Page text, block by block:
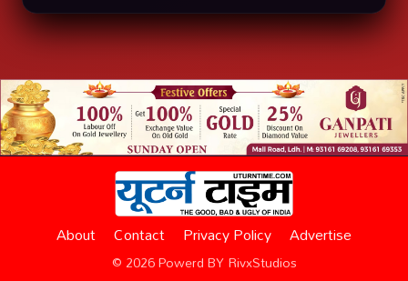
About Contact Privacy Policy Advertise
© 2026 Powerd BY RivxStudios